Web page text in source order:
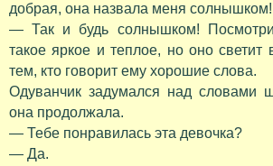
добрая, она назвала меня солнышком!
— Так и будь солнышком!
такое яркое и теплое, но оно светит
тем, кто говорит ему хорошие слова.
Одуванчик задумался над словами
она продолжала.
— Тебе понравилась эта девочка?
— Да.